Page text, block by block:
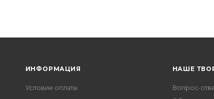
ИНФОРМАЦИЯ
Условие оплаты
НАШЕ
Вопрос-